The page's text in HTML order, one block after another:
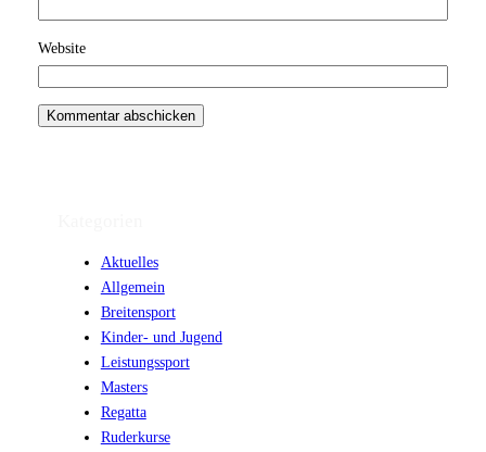
Website
Aktuelles
Allgemein
Breitensport
Kinder- und Jugend
Leistungssport
Masters
Regatta
Ruderkurse